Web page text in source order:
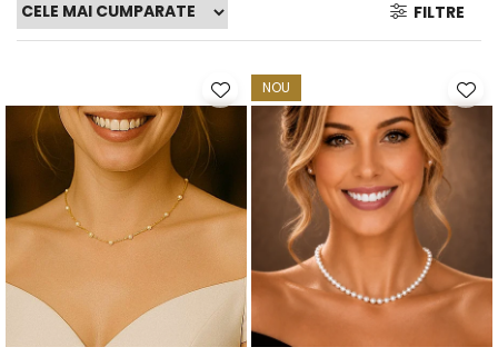
Seturi Perle cu Argint
Brățări cu Perle
Brose cu Perle
FILTRE
NOU